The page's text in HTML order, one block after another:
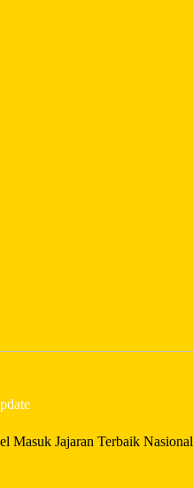
Masuk Jajaran Terbaik Nasional